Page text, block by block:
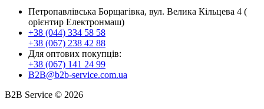
Петропавлівська Борщагівка, вул. Велика Кільцева 4 (
орієнтир Електронмаш)
+38 (044) 334 58 58
+38 (067) 238 42 88
Для оптових покупців:
+38 (067) 141 24 99
B2B@b2b-service.com.ua
B2B Service © 2026